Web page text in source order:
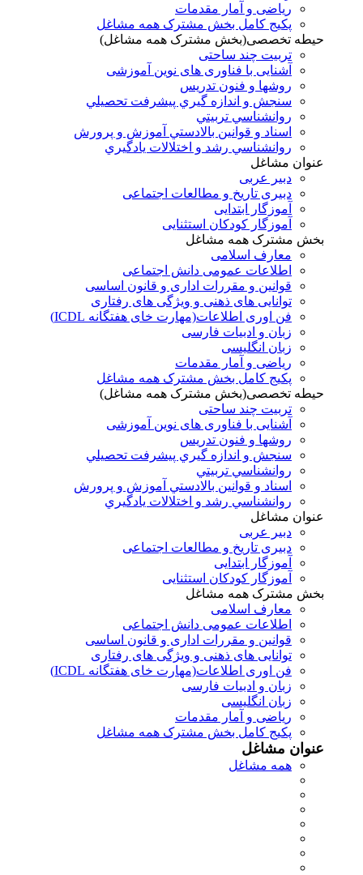
ریاضی و آمار مقدمات
پکیج کامل بخش مشترک همه مشاغل
حیطه تخصصی(بخش مشترک همه مشاغل)
تربیت چند ساحتی
آشنایی با فناوری های نوین آموزشی
روشها و فنون تدريس
سنجش و اندازه گيري پيشرفت تحصيلي
روانشناسي تربيتي
اسناد و قوانين بالادستي آموزش و پرورش
روانشناسي رشد و اختلالات يادگيري
عنوان مشاغل
دبير عربی
دبیری تاریخ و مطالعات اجتماعی
آموزگار ابتدایی
آموزگار کودکان استثنایی
بخش مشترک همه مشاغل
معارف اسلامی
اطلاعات عمومی دانش اجتماعی
قوانین و مقررات اداری و قانون اساسی
توانایی های ذهنی و ویژگی های رفتاری
فن اوری اطلاعات(مهارت خای هفتگانه ICDL)
زبان و ادبیات فارسی
زبان انگلیسی
ریاضی و آمار مقدمات
پکیج کامل بخش مشترک همه مشاغل
حیطه تخصصی(بخش مشترک همه مشاغل)
تربیت چند ساحتی
آشنایی با فناوری های نوین آموزشی
روشها و فنون تدريس
سنجش و اندازه گيري پيشرفت تحصيلي
روانشناسي تربيتي
اسناد و قوانين بالادستي آموزش و پرورش
روانشناسي رشد و اختلالات يادگيري
عنوان مشاغل
دبير عربی
دبیری تاریخ و مطالعات اجتماعی
آموزگار ابتدایی
آموزگار کودکان استثنایی
بخش مشترک همه مشاغل
معارف اسلامی
اطلاعات عمومی دانش اجتماعی
قوانین و مقررات اداری و قانون اساسی
توانایی های ذهنی و ویژگی های رفتاری
فن اوری اطلاعات(مهارت خای هفتگانه ICDL)
زبان و ادبیات فارسی
زبان انگلیسی
ریاضی و آمار مقدمات
پکیج کامل بخش مشترک همه مشاغل
عنوان مشاغل
همه مشاغل